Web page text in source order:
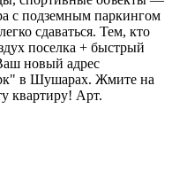
с подземным паркингом
сдаваться. Тем, кто
поселка + быстрый
новый адрес
в Шушарах. Жмите на
квартиру! Арт.